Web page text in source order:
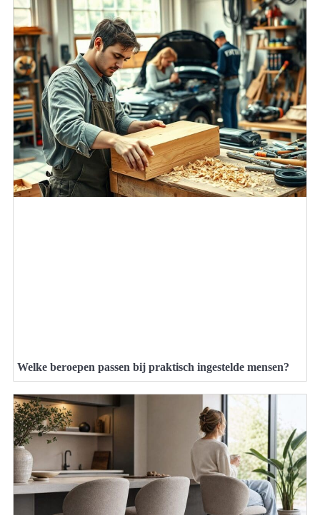
Welke beroepen passen bij praktisch ingestelde mensen?